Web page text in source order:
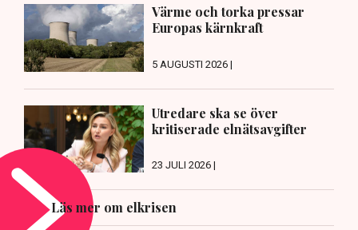
Värme och torka pressar
Europas kärnkraft
5 AUGUSTI 2026 |
Utredare ska se över
kritiserade elnätsavgifter
23 JULI 2026 |
Läs mer om elkrisen